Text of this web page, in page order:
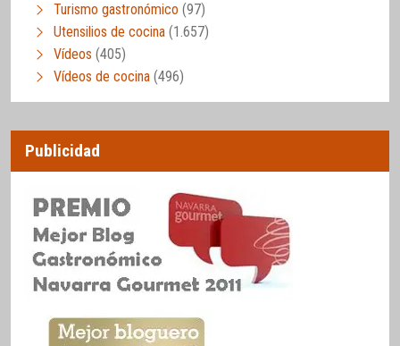
Turismo gastronómico (97)
Utensilios de cocina (1.657)
Vídeos (405)
Vídeos de cocina (496)
Publicidad